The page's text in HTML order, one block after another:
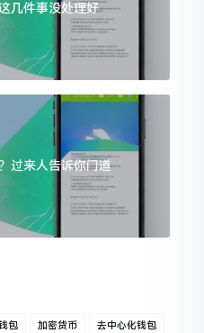
几件事没处理好
过来人告诉你门道
包 加密货币 去中心化钱包